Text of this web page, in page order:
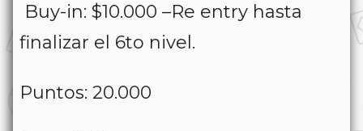
Buy-in: $10.000 –Re entry hasta
finalizar el 6to nivel.
Puntos: 20.000